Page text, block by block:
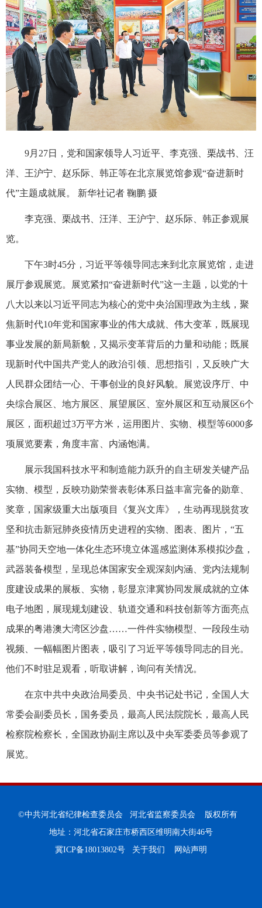
9月27日，党和国家领导人习近平、李克强、栗战书、汪
洋、王沪宁、赵乐际、韩正等在北京展览馆参观“奋进新时
代”主题成就展。 新华社记者 鞠鹏 摄
李克强、栗战书、汪洋、王沪宁、赵乐际、韩正参观展
览。
下午3时45分，习近平等领导同志来到北京展览馆，走进
展厅参观展览。展览紧扣“奋进新时代”这一主题，以党的十
八大以来以习近平同志为核心的党中央治国理政为主线，聚
焦新时代10年党和国家事业的伟大成就、伟大变革，既展现
事业发展的新局新貌，又揭示变革背后的力量和动能；既展
现新时代中国共产党人的政治引领、思想指引，又反映广大
人民群众团结一心、干事创业的良好风貌。展览设序厅、中
央综合展区、地方展区、展望展区、室外展区和互动展区6个
展区，面积超过3万平方米，运用图片、实物、模型等6000多
项展览要素，角度丰富、内涵饱满。
展示我国科技水平和制造能力跃升的自主研发关键产品
实物、模型，反映功勋荣誉表彰体系日益丰富完备的勋章、
奖章，国家级重大出版项目《复兴文库》，生动再现脱贫攻
坚和抗击新冠肺炎疫情历史进程的实物、图表、图片，“五
基”协同天空地一体化生态环境立体遥感监测体系模拟沙盘，
武器装备模型，呈现总体国家安全观深刻内涵、党内法规制
度建设成果的展板、实物，彰显京津冀协同发展成就的立体
电子地图，展现规划建设、轨道交通和科技创新等方面亮点
成果的粤港澳大湾区沙盘……一件件实物模型、一段段生动
视频、一幅幅图片图表，吸引了习近平等领导同志的目光。
他们不时驻足观看，听取讲解，询问有关情况。
在京中共中央政治局委员、中央书记处书记，全国人大
常委会副委员长，国务委员，最高人民法院院长，最高人民
检察院检察长，全国政协副主席以及中央军委委员等参观了
展览。
©中共河北省纪律检查委员会 河北省监察委员会 版权所有
地址：河北省石家庄市桥西区维明南大街46号
冀ICP备18013802号
关于我们 网站声明